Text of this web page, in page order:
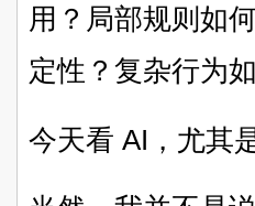
用？局部规则如
定性？复杂行为
今天看 AI，尤其